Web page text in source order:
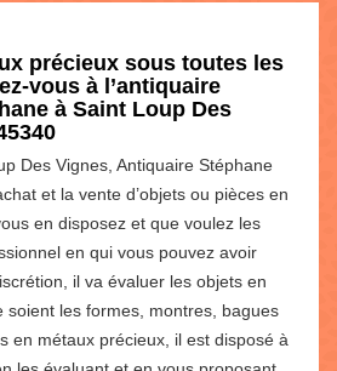
précieux sous toutes les
vous à l’antiquaire
à Saint Loup Des
Des Vignes, Antiquaire Stéphane
et la vente d’objets ou pièces en
en disposez et que voulez les
en qui vous pouvez avoir
il va évaluer les objets en
soient les formes, montres, bagues
en métaux précieux, il est disposé à